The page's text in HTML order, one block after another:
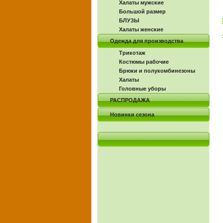
Халаты мужские
Большой размер
БЛУЗЫ
Халаты женские
Одежда для производства
Трикотаж
Костюмы рабочие
Брюки и полукомбинезоны
Халаты
Головные уборы
РАСПРОДАЖА
Новинки сезона